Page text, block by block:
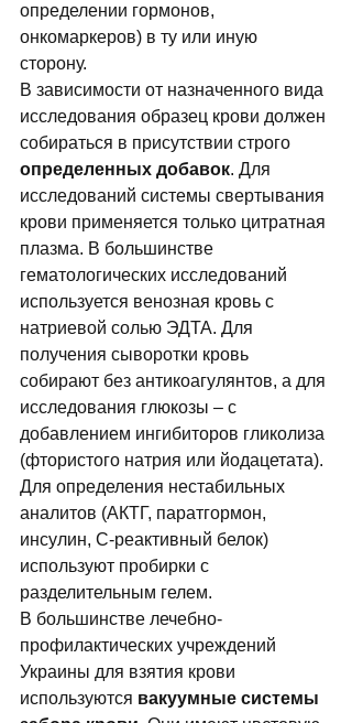
определении гормонов,
онкомаркеров) в ту или иную
сторону.
В зависимости от назначенного вида
исследования образец крови должен
собираться в присутствии строго
определенных добавок. Для
исследований системы свертывания
крови применяется только цитратная
плазма. В большинстве
гематологических исследований
используется венозная кровь с
натриевой солью ЭДТА. Для
получения сыворотки кровь
собирают без антикоагулянтов, а для
исследования глюкозы – с
добавлением ингибиторов гликолиза
(фтористого натрия или йодацетата).
Для определения нестабильных
аналитов (АКТГ, паратгормон,
инсулин, С-реактивный белок)
используют пробирки с
разделительным гелем.
В большинстве лечебно-
профилактических учреждений
Украины для взятия крови
используются вакуумные системы